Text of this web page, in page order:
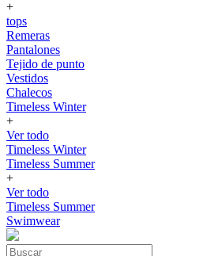
+
tops
Remeras
Pantalones
Tejido de punto
Vestidos
Chalecos
Timeless Winter
+
Ver todo
Timeless Winter
Timeless Summer
+
Ver todo
Timeless Summer
Swimwear